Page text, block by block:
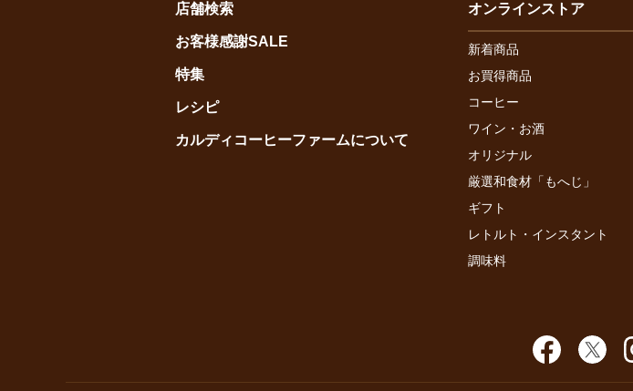
店舗検索
お客様感謝SALE
特集
レシピ
カルディコーヒーファームについて
オンラインストア
新着商品
お買得商品
コーヒー
ワイン・お酒
オリジナル
厳選和食材「もへじ」
ギフト
レトルト・インスタント
調味料